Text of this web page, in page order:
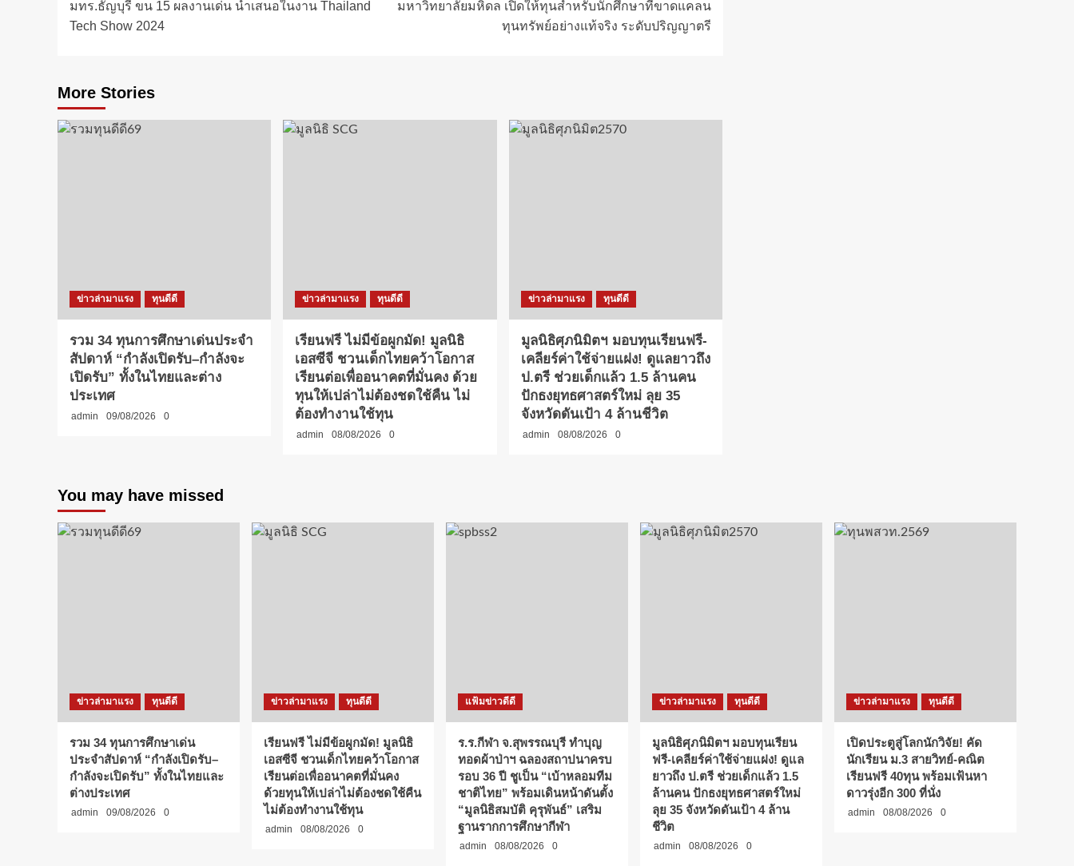
navigation
มทร.ธัญบุรี ขน 15 ผลงานเด่น นำเสนอในงาน Thailand
Tech Show 2024
มหาวิทยาลัยมหิดล เปิดให้ทุนสำหรับนักศึกษาที่ขาดแคลน
ทุนทรัพย์อย่างแท้จริง ระดับปริญญาตรี
More Stories
ข่าวล่ามาแรง ทุนดีดี
รวม 34 ทุนการศึกษาเด่นประจำ
สัปดาห์ “กำลังเปิดรับ–กำลังจะ
เปิดรับ” ทั้งในไทยและต่าง
ประเทศ
admin 09/08/2026 0
ข่าวล่ามาแรง ทุนดีดี
เรียนฟรี ไม่มีข้อผูกมัด! มูลนิธิ
เอสซีจี ชวนเด็กไทยคว้าโอกาส
เรียนต่อเพื่ออนาคตที่มั่นคง ด้วย
ทุนให้เปล่าไม่ต้องชดใช้คืน ไม่
ต้องทำงานใช้ทุน
admin 08/08/2026 0
ข่าวล่ามาแรง ทุนดีดี
มูลนิธิศุภนิมิตฯ มอบทุนเรียนฟรี-
เคลียร์ค่าใช้จ่ายแฝง! ดูแลยาวถึง
ป.ตรี ช่วยเด็กแล้ว 1.5 ล้านคน
ปักธงยุทธศาสตร์ใหม่ ลุย 35
จังหวัดดันเป้า 4 ล้านชีวิต
admin 08/08/2026 0
You may have missed
ข่าวล่ามาแรง ทุนดีดี
รวม 34 ทุนการศึกษาเด่น
ประจำสัปดาห์ “กำลังเปิดรับ–
กำลังจะเปิดรับ” ทั้งในไทยและ
ต่างประเทศ
admin 09/08/2026 0
ข่าวล่ามาแรง ทุนดีดี
เรียนฟรี ไม่มีข้อผูกมัด! มูลนิธิ
เอสซีจี ชวนเด็กไทยคว้าโอกาส
เรียนต่อเพื่ออนาคตที่มั่นคง
ด้วยทุนให้เปล่าไม่ต้องชดใช้คืน
ไม่ต้องทำงานใช้ทุน
admin 08/08/2026 0
แฟ้มข่าวดีดี
ร.ร.กีฬา จ.สุพรรณบุรี ทำบุญ
ทอดผ้าป่าฯ ฉลองสถาปนาครบ
รอบ 36 ปี ชูเป็น “เบ้าหลอมทีม
ชาติไทย” พร้อมเดินหน้าดันตั้ง
“มูลนิธิสมบัติ คุรุพันธ์” เสริม
ฐานรากการศึกษากีฬา
admin 08/08/2026 0
ข่าวล่ามาแรง ทุนดีดี
มูลนิธิศุภนิมิตฯ มอบทุนเรียน
ฟรี-เคลียร์ค่าใช้จ่ายแฝง! ดูแล
ยาวถึง ป.ตรี ช่วยเด็กแล้ว 1.5
ล้านคน ปักธงยุทธศาสตร์ใหม่
ลุย 35 จังหวัดดันเป้า 4 ล้าน
ชีวิต
admin 08/08/2026 0
ข่าวล่ามาแรง ทุนดีดี
เปิดประตูสู่โลกนักวิจัย! คัด
นักเรียน ม.3 สายวิทย์-คณิต
เรียนฟรี 40ทุน พร้อมเฟ้นหา
ดาวรุ่งอีก 300 ที่นั่ง
admin 08/08/2026 0